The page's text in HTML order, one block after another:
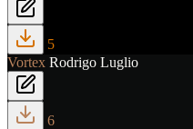
5
Vortex Rodrigo Luglio
6